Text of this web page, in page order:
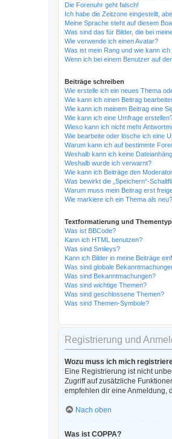
Die Forenuhr geht falsch!
Ich habe die Zeitzone eingestellt,
Meine Sprache steht auf diesem
Was sind das für Bilder, die bei
Wie verwende ich einen Avatar?
Was ist mein Rang und wie kann ich
Wenn ich bei einem Benutzer auf
Beiträge schreiben
Wie erstelle ich ein neues Thema
Wie kann ich einen Beitrag
Wie kann ich meinem Beitrag eine
Wie kann ich eine Umfrage
Wieso kann ich nicht mehr
Wie bearbeite oder lösche ich eine
Warum kann ich auf bestimmte
Weshalb kann ich keine
Weshalb wurde ich verwarnt?
Wie kann ich Beiträge den
Was bewirkt die „Speichern“-
Warum muss mein Beitrag erst
Wie markiere ich ein Thema als neu?
Textformatierung und
Was ist BBCode?
Kann ich HTML benutzen?
Was sind Smileys?
Kann ich Bilder in meine Beiträge
Was sind globale
Was sind Bekanntmachungen?
Was sind wichtige Themen?
Was sind geschlossene Themen?
Was sind Themen-Symbole?
Registrierung und
Wozu muss ich mich
Eine Registrierung ist nicht
Zugriff auf zusätzliche
empfehlen dir eine Anmeldung,
Nach oben
Was ist COPPA?